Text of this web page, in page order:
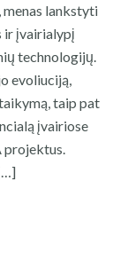
lankstyti
ir įvairialypį
technologijų.
evoliuciją,
taip pat
įvairiose